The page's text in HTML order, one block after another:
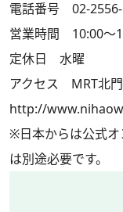
電話番号 02-
営業時間 10:00～
定休日 水曜
アクセス MRT北
http://
※日本からは公式
は別途必要です。